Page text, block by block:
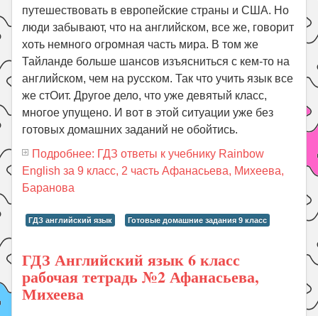
путешествовать в европейские страны и США. Но
люди забывают, что на английском, все же, говорит
хоть немного огромная часть мира. В том же
Тайланде больше шансов изъясниться с кем-то на
английском, чем на русском. Так что учить язык все
же стОит. Другое дело, что уже девятый класс,
многое упущено. И вот в этой ситуации уже без
готовых домашних заданий не обойтись.
Подробнее: ГДЗ ответы к учебнику Rainbow
English за 9 класс, 2 часть Афанасьева, Михеева,
Баранова
ГДЗ английский язык Готовые домашние задания 9 класс
ГДЗ Английский язык 6 класс
рабочая тетрадь №2 Афанасьева,
Михеева